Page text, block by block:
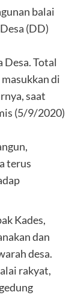
balai
(DD)
Desa. Total
di
saat
(5/9/2020)
terus
Kades,
dan
desa.
rakyat,